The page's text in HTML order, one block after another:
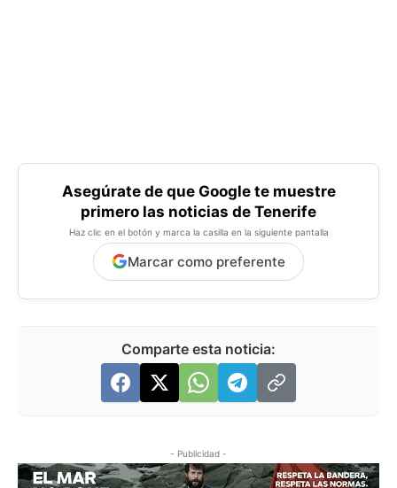
Asegúrate de que Google te muestre
primero las noticias de Tenerife
Haz clic en el botón y marca la casilla en la siguiente pantalla
Marcar como preferente
Comparte esta noticia:
- Publicidad -